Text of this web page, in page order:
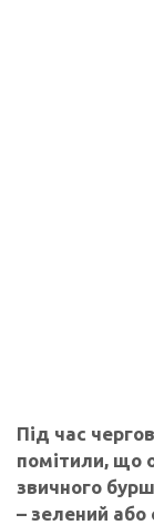
Під час
помітили, що
звичного
– зелений або